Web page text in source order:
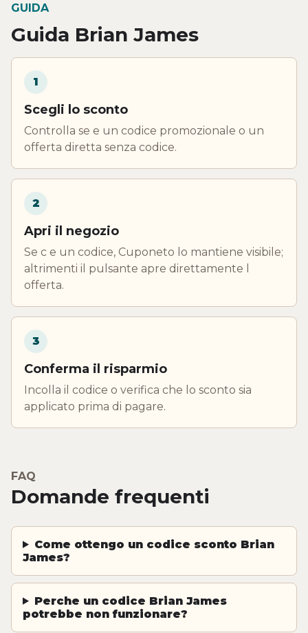
GUIDA
Guida Brian James
1
Scegli lo sconto
Controlla se e un codice promozionale o un
offerta diretta senza codice.
2
Apri il negozio
Se c e un codice, Cuponeto lo mantiene visibile;
altrimenti il pulsante apre direttamente l
offerta.
3
Conferma il risparmio
Incolla il codice o verifica che lo sconto sia
applicato prima di pagare.
FAQ
Domande frequenti
Come ottengo un codice sconto Brian
James?
Perche un codice Brian James
potrebbe non funzionare?